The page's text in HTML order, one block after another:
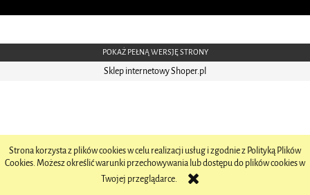
Strona korzysta z plików cookies w celu realizacji usług i zgodnie z Polityką Plików
Cookies. Możesz określić warunki przechowywania lub dostępu do plików cookies w
Twojej przeglądarce.
POKAŻ PEŁNĄ WERSJĘ STRONY
Sklep internetowy Shoper.pl